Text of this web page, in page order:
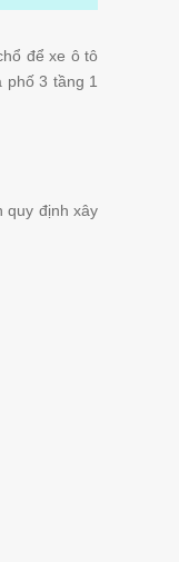
để xe ô tô
3 tầng 1
quy định xây